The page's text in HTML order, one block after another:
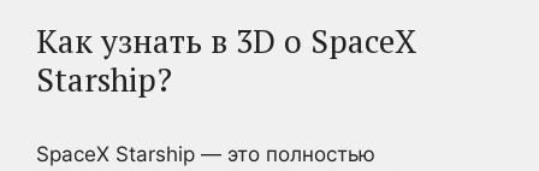
Как узнать в 3D о SpaceX
Starship?
SpaceX Starship — это полностью